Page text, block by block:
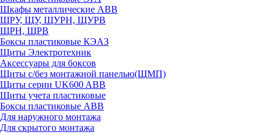
Шкафы металлические ABB
ЩРУ, ЩУ, ЩУРН, ЩУРВ
ЩРН, ЩРВ
Боксы пластиковые КЭАЗ
Щиты Электротехник
Аксессуары для боксов
Щиты с/без монтажной панелью(ЩМП)
Щиты серии UK600 ABB
Щиты учета пластиковые
Боксы пластиковые ABB
Для наружного монтажа
Для скрытого монтажа